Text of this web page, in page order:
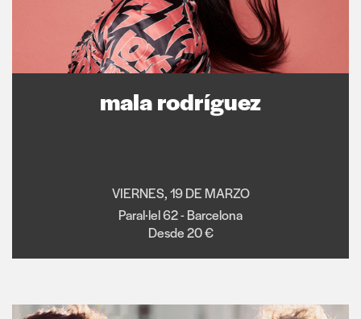
mala rodríguez
VIERNES, 19 DE MARZO
Paral·lel 62 - Barcelona
Desde 20 €